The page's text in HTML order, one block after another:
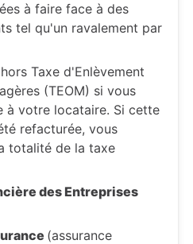
à faire face à des
tel qu'un ravalement par
hors Taxe d'Enlèvement
(TEOM) si vous
à votre locataire. Si cette
refacturée, vous
totalité de la taxe
des Entreprises
(assurance